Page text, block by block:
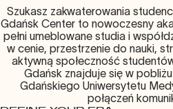
Szukasz zakwaterowania
Gdańsk Center to nowoczesny
pełni umeblowane studia i
w cenie, przestrzenie do nauki,
aktywną społeczność
Gdańsk znajduje się w
Gdańskiego Uniwersytetu
połączeń